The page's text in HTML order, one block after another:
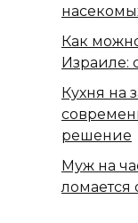
Как
Израиле:
Кухня на
решение
Муж на